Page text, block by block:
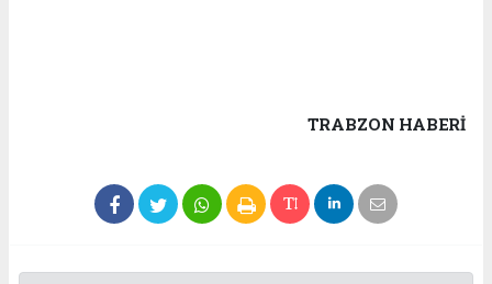
TRABZON HABERİ